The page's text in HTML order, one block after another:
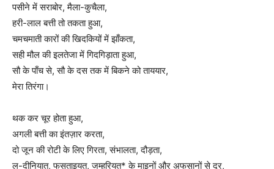
पसीने में सराबोर, मैला-कुचैला,
हरी-लाल बत्ती तो तकता हुआ,
चमचमाती कारों की खिदकियों में झाँकता,
सही मौल की इलतेजा में गिदगिड़ाता हुआ,
सौ के पाँच से, सौ के दस तक में बिकने को ताययार,
मेरा तिरंगा।
थक कर चूर होता हुआ,
अगली बत्ती का इंतज़ार करता,
दो जून की रोटी के लिए गिरता, संभालता, दौड़ता,
ल-दीनियात, फसताइयत, जम्हूरियत* के माइनों और अफसानों से दूर,